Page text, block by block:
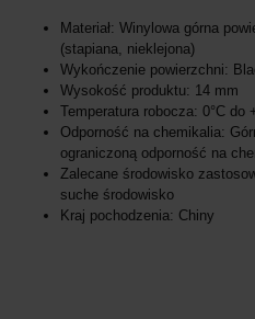
Materiał: Winylowa górna
(stapiana, nieklejona)
Wykończenie powierzchni:
Wysokość produktu: 14 mm
Temperatura robocza: 0°C do
Odporność na chemikalia:
ograniczoną odporność na
Zalecane środowisko
suche środowisko
Kraj pochodzenia: Chiny